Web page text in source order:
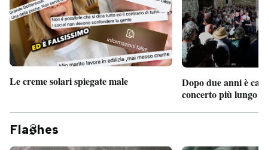
Le creme solari spiegate male
Dopo due anni è
concerto più lungo
Fla hes